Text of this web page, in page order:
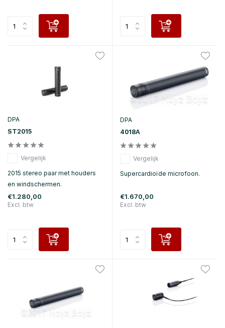
DPA
ST2015
Vergelijk
2015 stereo paar met houders
en windschermen.
€1.280,00
Excl. btw
DPA
4018A
Vergelijk
Supercardioïde microfoon.
€1.670,00
Excl. btw